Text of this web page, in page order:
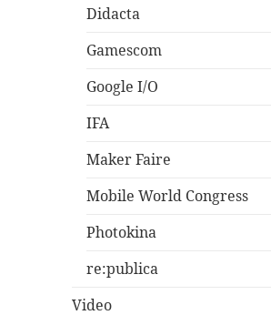
Didacta
Gamescom
Google I/O
IFA
Maker Faire
Mobile World Congress
Photokina
re:publica
Video